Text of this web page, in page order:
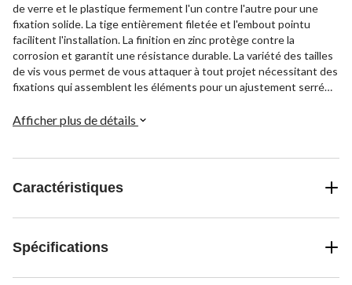
de verre et le plastique fermement l'un contre l'autre pour une
fixation solide. La tige entièrement filetée et l'embout pointu
facilitent l'installation. La finition en zinc protège contre la
corrosion et garantit une résistance durable. La variété des tailles
de vis vous permet de vous attaquer à tout projet nécessitant des
fixations qui assemblent les éléments pour un ajustement serré
Afficher plus de détails
Caractéristiques
Spécifications